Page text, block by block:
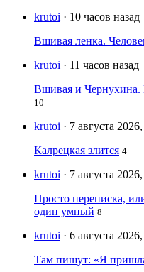
krutoi · 10 часов назад
Вшивая ленка.
krutoi · 11 часов назад
Вшивая и Чернухина.
10
krutoi · 7 августа
Калрецкая злится 4
krutoi · 7 августа
Просто переписка,
один умный 8
krutoi · 6 августа
Там пишут: «Я